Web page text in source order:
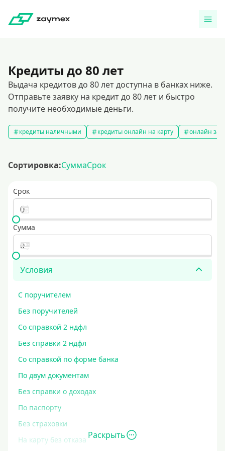
Кредиты до 80 лет
Выдача кредитов до 80 лет доступна в банках ниже.
Отправьте заявку на кредит до 80 лет и быстро
получите необходимые деньги.
кредиты наличными кредиты онлайн на карту онлайн
Сортировка:СуммаСрок
Срок
Сумма
Условия
С поручителем
Без поручителей
Со справкой 2 ндфл
Без справки 2 ндфл
Со справкой по форме банка
По двум документам
Без справки о доходах
По паспорту
Без страховки
На карту без отказа Раскрыть